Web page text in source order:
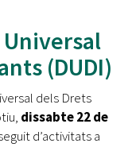
(DUDI)
dels Drets
dissabte 22 de
d’activitats a